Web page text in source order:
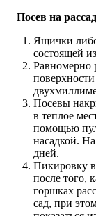
Посев на
Ящички
состоящей
Равномерно
Посевы
в теплое
помощью
насадкой.
дней.
Пикировку
после того,
горшках
сад, при